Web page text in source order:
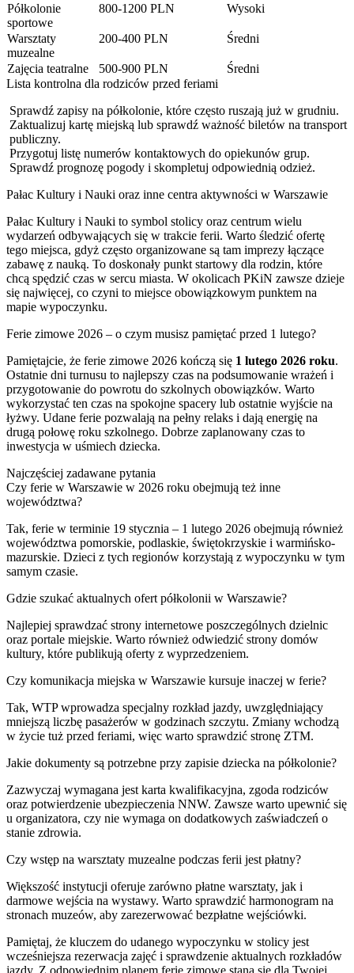
Półkolonie
sportowe
800-1200 PLN Wysoki
Warsztaty
muzealne
200-400 PLN Średni
Zajęcia teatralne 500-900 PLN
Średni
Lista kontrolna dla rodziców przed feriami
Sprawdź zapisy na półkolonie, które często ruszają już w grudniu.
Zaktualizuj kartę miejską lub sprawdź ważność biletów na transport
publiczny.
Przygotuj listę numerów kontaktowych do opiekunów grup.
Sprawdź prognozę pogody i skompletuj odpowiednią odzież.
Pałac Kultury i Nauki oraz inne centra aktywności w Warszawie
Pałac Kultury i Nauki to symbol stolicy oraz centrum wielu
wydarzeń odbywających się w trakcie ferii. Warto śledzić ofertę
tego miejsca, gdyż często organizowane są tam imprezy łączące
zabawę z nauką. To doskonały punkt startowy dla rodzin, które
chcą spędzić czas w sercu miasta. W okolicach PKiN zawsze dzieje
się najwięcej, co czyni to miejsce obowiązkowym punktem na
mapie wypoczynku.
Ferie zimowe 2026 – o czym musisz pamiętać przed 1 lutego?
Pamiętajcie, że ferie zimowe 2026 kończą się 1 lutego 2026 roku.
Ostatnie dni turnusu to najlepszy czas na podsumowanie wrażeń i
przygotowanie do powrotu do szkolnych obowiązków. Warto
wykorzystać ten czas na spokojne spacery lub ostatnie wyjście na
łyżwy. Udane ferie pozwalają na pełny relaks i dają energię na
drugą połowę roku szkolnego. Dobrze zaplanowany czas to
inwestycja w uśmiech dziecka.
Najczęściej zadawane pytania
Czy ferie w Warszawie w 2026 roku obejmują też inne
województwa?
Tak, ferie w terminie 19 stycznia – 1 lutego 2026 obejmują również
województwa pomorskie, podlaskie, świętokrzyskie i warmińsko-
mazurskie. Dzieci z tych regionów korzystają z wypoczynku w tym
samym czasie.
Gdzie szukać aktualnych ofert półkolonii w Warszawie?
Najlepiej sprawdzać strony internetowe poszczególnych dzielnic
oraz portale miejskie. Warto również odwiedzić strony domów
kultury, które publikują oferty z wyprzedzeniem.
Czy komunikacja miejska w Warszawie kursuje inaczej w ferie?
Tak, WTP wprowadza specjalny rozkład jazdy, uwzględniający
mniejszą liczbę pasażerów w godzinach szczytu. Zmiany wchodzą
w życie tuż przed feriami, więc warto sprawdzić stronę ZTM.
Jakie dokumenty są potrzebne przy zapisie dziecka na półkolonie?
Zazwyczaj wymagana jest karta kwalifikacyjna, zgoda rodziców
oraz potwierdzenie ubezpieczenia NNW. Zawsze warto upewnić się
u organizatora, czy nie wymaga on dodatkowych zaświadczeń o
stanie zdrowia.
Czy wstęp na warsztaty muzealne podczas ferii jest płatny?
Większość instytucji oferuje zarówno płatne warsztaty, jak i
darmowe wejścia na wystawy. Warto sprawdzić harmonogram na
stronach muzeów, aby zarezerwować bezpłatne wejściówki.
Pamiętaj, że kluczem do udanego wypoczynku w stolicy jest
wcześniejsza rezerwacja zajęć i sprawdzenie aktualnych rozkładów
jazdy. Z odpowiednim planem ferie zimowe staną się dla Twojej